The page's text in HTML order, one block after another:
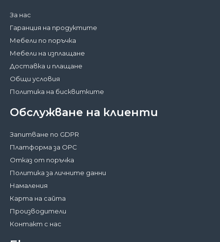
За нас
Гаранция на продуктите
Мебели по поръчка
Мебели на изплащане
Доставка и плащане
Общи условия
Политика на бисквитките
Обслужване на клиенти
Запитване по GDPR
Платформа за ОРС
Отказ от поръчка
Политика за личните данни
Намаления
Карта на сайта
Производители
Контакт с нас